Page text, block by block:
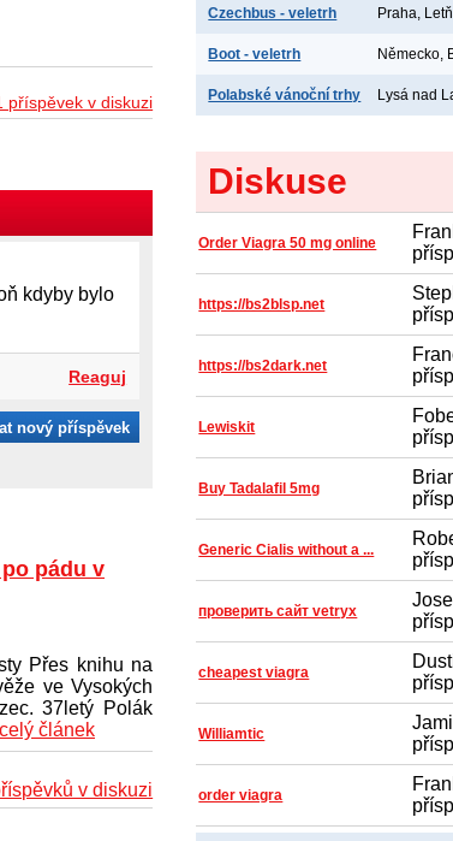
příspěvek v diskuzi
kdyby bylo
Reaguj
nový příspěvek
pádu v
Přes knihu na
ve Vysokých
37letý Polák
celý článek
v diskuzi
Czechbus - veletrh Praha,
Boot - veletrh Německo,
Polabské vánoční trhy Lysá nad
Diskuse
Order Viagra 50 mg online
https://bs2blsp.net
https://bs2dark.net
Lewiskit
Buy Tadalafil 5mg
Generic Cialis without a ...
проверить сайт vetryx
cheapest viagra
Williamtic
order viagra